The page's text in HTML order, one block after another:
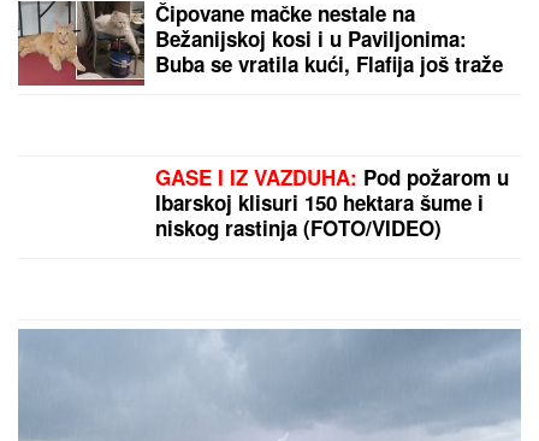
Kraljica Leticija na Majorki održala
blistale u prelepim letnjim haljinama
PODIGNUTA OPTUŽNICA PROTIV
PLAN koji su skovali